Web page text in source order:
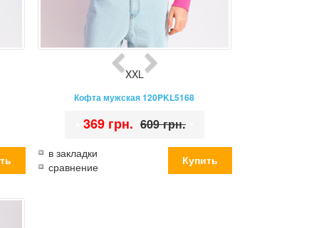
XXL
Кофта мужская 120PKL5168
369 грн. 609 грн.
в закладки
сравнение